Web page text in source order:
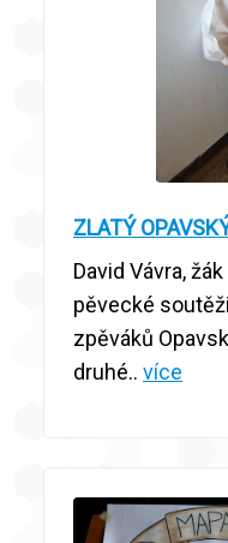
ZLATÝ
David Vávra,
pěvecké
zpěváků
druhé.. více